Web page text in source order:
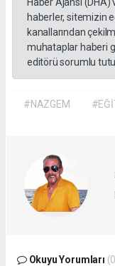
haberler, sitemizin
kanallarından
muhataplar haberi
editörü sorumlu
#NAZGEM
Okuyu Yorumları